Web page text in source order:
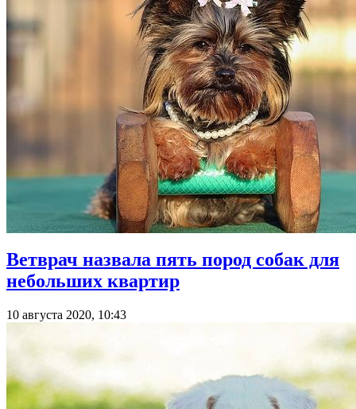
Ветврач назвала пять пород собак для
небольших квартир
10 августа 2020, 10:43